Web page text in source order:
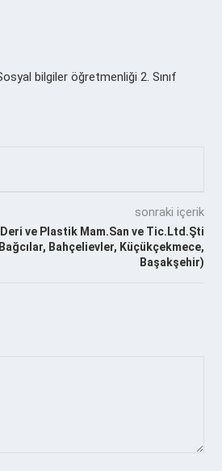
bilgiler öğretmenliği 2. Sınıf
sonraki içerik
ve Plastik Mam.San ve Tic.Ltd.Şti
Bahçelievler, Küçükçekmece,
Başakşehir)